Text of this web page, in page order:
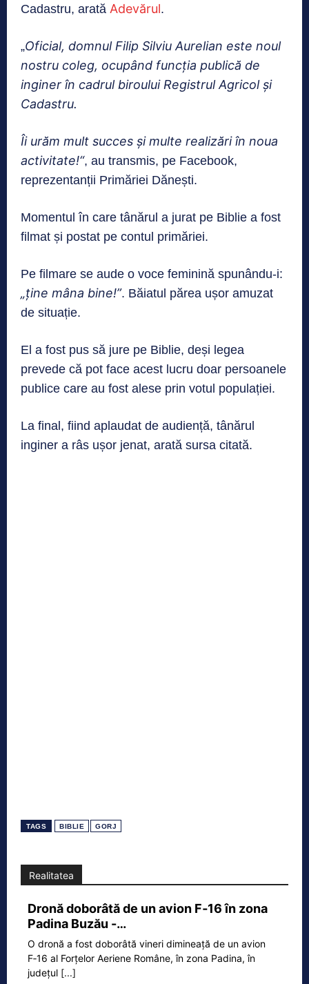
Cadastru, arată Adevărul.
„Oficial, domnul Filip Silviu Aurelian este noul
nostru coleg, ocupând funcția publică de
inginer în cadrul biroului Registrul Agricol și
Cadastru.
Îi urăm mult succes și multe realizări în noua
activitate!“, au transmis, pe Facebook,
reprezentanții Primăriei Dănești.
Momentul în care tânărul a jurat pe Biblie a fost
filmat și postat pe contul primăriei.
Pe filmare se aude o voce feminină spunându-i:
„ține mâna bine!”. Băiatul părea ușor amuzat
de situație.
El a fost pus să jure pe Biblie, deși legea
prevede că pot face acest lucru doar persoanele
publice care au fost alese prin votul populației.
La final, fiind aplaudat de audiență, tânărul
inginer a râs ușor jenat, arată sursa citată.
TAGS BIBLIE GORJ
Realitatea
Dronă doborâtă de un avion F‑16 în zona
Padina Buzău -…
O dronă a fost doborâtă vineri dimineață de un avion
F‑16 al Forțelor Aeriene Române, în zona Padina, în
județul [...]